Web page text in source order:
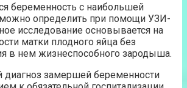
беременность с наибольшей
определить при помощи УЗИ-
исследование основывается на
матки плодного яйца без
в нем жизнеспособного зародыша.
замершей беременности